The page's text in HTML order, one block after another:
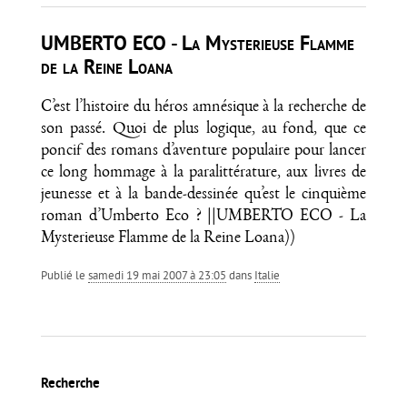
UMBERTO ECO - La Mysterieuse Flamme
de la Reine Loana
C’est l’histoire du héros amnésique à la recherche de
son passé. Quoi de plus logique, au fond, que ce
poncif des romans d’aventure populaire pour lancer
ce long hommage à la paralittérature, aux livres de
jeunesse et à la bande-dessinée qu’est le cinquième
roman d’Umberto Eco ? ||UMBERTO ECO - La
Mysterieuse Flamme de la Reine Loana))
Publié le samedi 19 mai 2007 à 23:05 dans Italie
Recherche